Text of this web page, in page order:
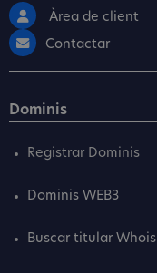
Àrea de client
Contactar
Dominis
Registrar Dominis
Dominis WEB3
Buscar titular Whois